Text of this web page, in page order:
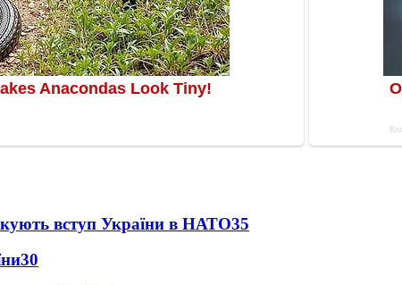
вступ України в НАТО35
30